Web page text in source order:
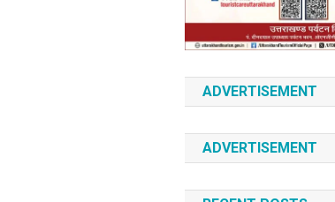
ADVERTISEMENT
ADVERTISEMENT